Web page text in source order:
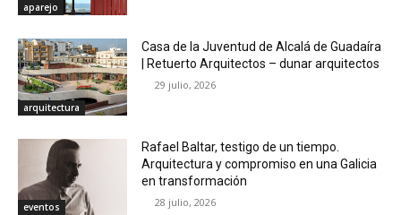
aparejo
arquitectura
Casa de la Juventud de Alcalá de Guadaíra
| Retuerto Arquitectos – dunar arquitectos
29 julio, 2026
eventos
Rafael Baltar, testigo de un tiempo.
Arquitectura y compromiso en una Galicia
en transformación
28 julio, 2026